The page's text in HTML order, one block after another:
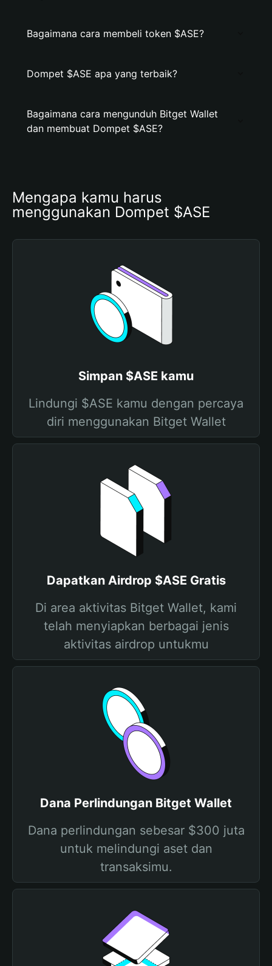
Bagaimana cara membeli token $ASE?
Dompet $ASE apa yang terbaik?
Bagaimana cara mengunduh Bitget Wallet
dan membuat Dompet $ASE?
Mengapa kamu harus
menggunakan Dompet $ASE
Simpan $ASE kamu
Lindungi $ASE kamu dengan percaya
diri menggunakan Bitget Wallet
Dapatkan Airdrop $ASE Gratis
Di area aktivitas Bitget Wallet, kami
telah menyiapkan berbagai jenis
aktivitas airdrop untukmu
Dana Perlindungan Bitget Wallet
Dana perlindungan sebesar $300 juta
untuk melindungi aset dan
transaksimu.